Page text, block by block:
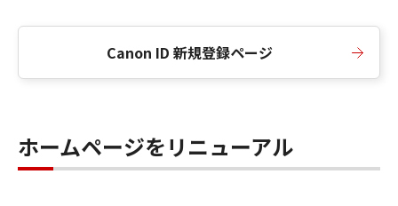
Canon ID 新規登録ページ
ホームページをリニューアル